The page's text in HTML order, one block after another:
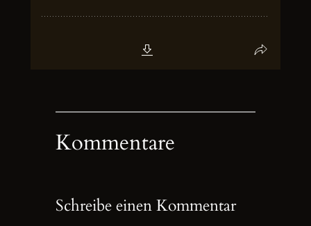
Kommentare
Schreibe einen Kommentar